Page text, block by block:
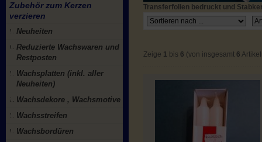
Zubehör zum Kerzen
verzieren
Neuheiten
Reduzierte Wachswaren und
Restposten
Wachsplatten (inkl. aller
Neuheiten)
Wachsdekore , Wachsmotive
Wachsstreifen
Wachsbordüren
Transferfolien bedruckt und
Zeige 1 bis 6 (von insgesamt 6